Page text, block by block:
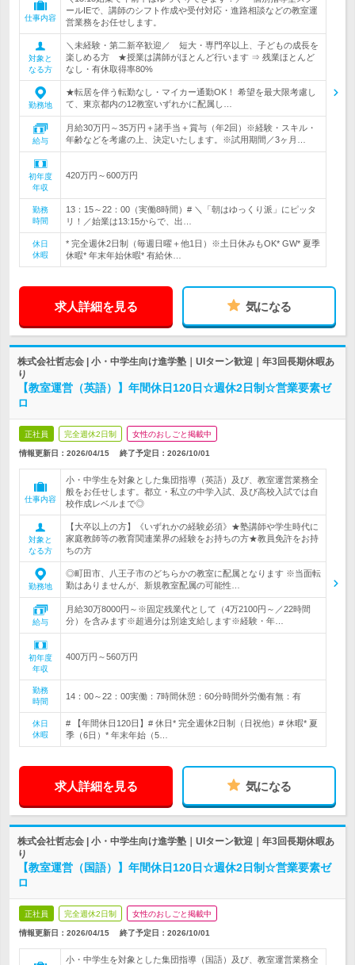
仕事内容
ールIEで、講師のシフト作成や受付対応・進路相談などの教室運
営業務をお任せします。
対象と
なる方
＼未経験・第二新卒歓迎／ 短大・専門卒以上、子どもの成長を
楽しめる方 ★授業は講師がほとんど行います ⇒ 残業ほとんど
なし・有休取得率80%
勤務地
★転居を伴う転勤なし・マイカー通勤OK！ 希望を最大限考慮し
て、東京都内の12教室いずれかに配属し…
給与
月給30万円～35万円＋諸手当＋賞与（年2回）※経験・スキル・
年齢などを考慮の上、決定いたします。※試用期間／3ヶ月…
初年度
年収
420万円～600万円
勤務
時間
13：15～22：00（実働8時間）# ＼「朝はゆっくり派」にピッタ
リ！／始業は13:15からで、出…
休日
休暇
* 完全週休2日制（毎週日曜＋他1日）※土日休みもOK* GW* 夏季
休暇* 年末年始休暇* 有給休…
求人詳細を見る 気になる
株式会社哲志会 | 小・中学生向け進学塾｜UIターン歓迎｜年3回長期休暇あ
り
【教室運営（英語）】年間休日120日☆週休2日制☆営業要素ゼ
ロ
正社員 完全週休2日制 女性のおしごと掲載中
情報更新日：2026/04/15 終了予定日： 2026/10/01
仕事内容
小・中学生を対象とした集団指導（英語）及び、教室運営業務全
般をお任せします。都立・私立の中学入試、及び高校入試では自
校作成レベルまで◎
対象と
なる方
【大卒以上の方】《いずれかの経験必須》★塾講師や学生時代に
家庭教師等の教育関連業界の経験をお持ちの方★教員免許をお持
ちの方
勤務地
◎町田市、八王子市のどちらかの教室に配属となります ※当面転
勤はありませんが、新規教室配属の可能性…
給与
月給30万8000円～※固定残業代として（4万2100円～／22時間
分）を含みます※超過分は別途支給します※経験・年…
初年度
年収
400万円～560万円
勤務
時間
14：00～22：00実働：7時間休憩：60分時間外労働有無：有
休日
休暇
# 【年間休日120日】# 休日* 完全週休2日制（日祝他）# 休暇* 夏
季（6日）* 年末年始（5…
求人詳細を見る 気になる
株式会社哲志会 | 小・中学生向け進学塾｜UIターン歓迎｜年3回長期休暇あ
り
【教室運営（国語）】年間休日120日☆週休2日制☆営業要素ゼ
ロ
正社員 完全週休2日制 女性のおしごと掲載中
情報更新日：2026/04/15 終了予定日： 2026/10/01
小・中学生を対象とした集団指導（国語）及び、教室運営業務全